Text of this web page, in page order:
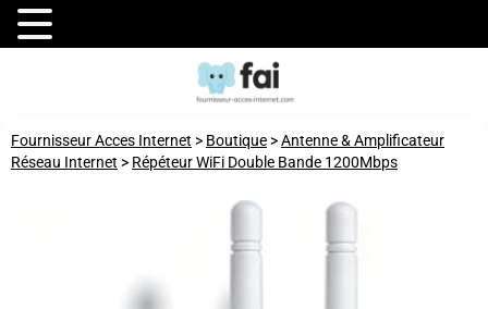
Fournisseur Acces Internet > Boutique >Antenne & Amplificateur
Réseau Internet > Répéteur WiFi Double Bande 1200Mbps